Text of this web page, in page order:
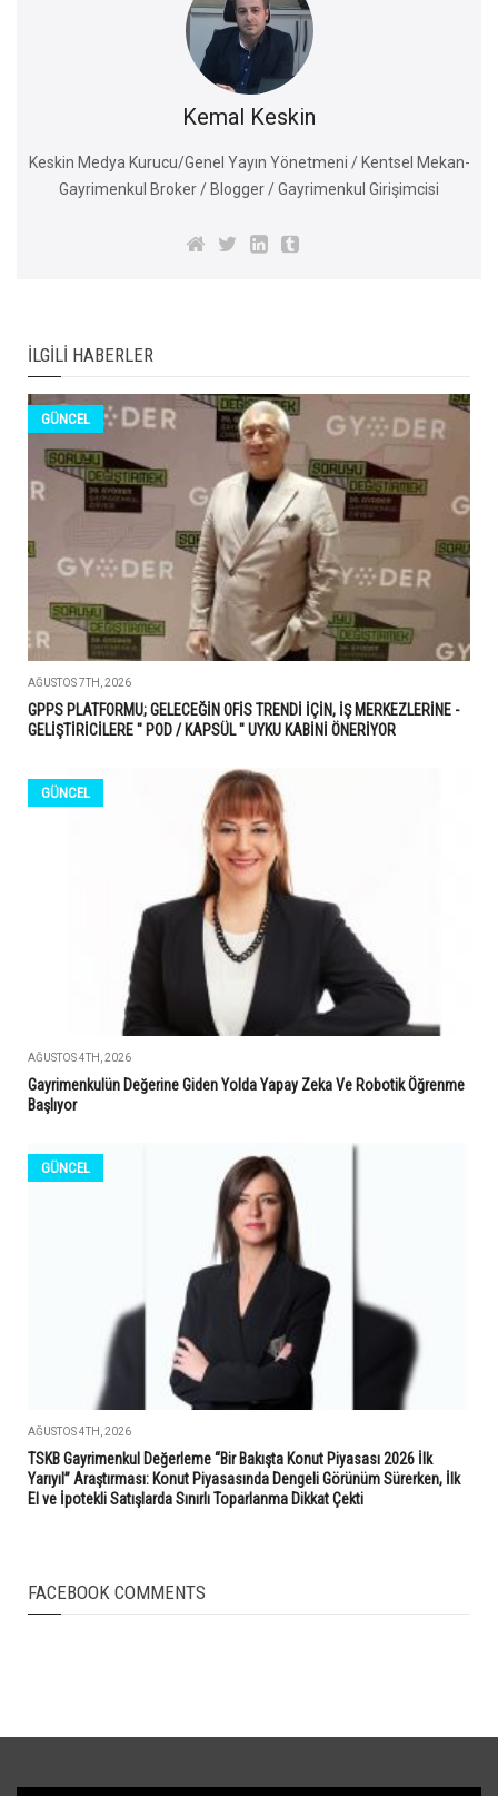
Kemal Keskin
Keskin Medya Kurucu/Genel Yayın Yönetmeni / Kentsel Mekan-
Gayrimenkul Broker / Blogger / Gayrimenkul Girişimcisi
İLGILI HABERLER
GÜNCEL
AĞUSTOS 7TH, 2026
GPPS PLATFORMU; GELECEĞİN OFİS TRENDİ İÇİN, İŞ MERKEZLERİNE -
GELİŞTİRİCİLERE " POD / KAPSÜL " UYKU KABİNİ ÖNERİYOR
GÜNCEL
AĞUSTOS 4TH, 2026
Gayrimenkulün Değerine Giden Yolda Yapay Zeka Ve Robotik Öğrenme
Başlıyor
GÜNCEL
AĞUSTOS 4TH, 2026
TSKB Gayrimenkul Değerleme “Bir Bakışta Konut Piyasası 2026 İlk
Yarıyıl” Araştırması: Konut Piyasasında Dengeli Görünüm Sürerken, İlk
El ve İpotekli Satışlarda Sınırlı Toparlanma Dikkat Çekti
FACEBOOK COMMENTS